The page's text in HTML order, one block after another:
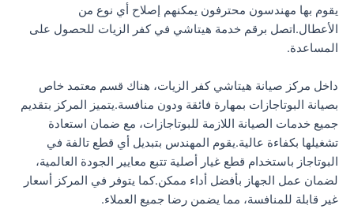
يقوم بها مهندسون محترفون يمكنهم إصلاح أي نوع من
الأعطال.اتصل برقم خدمة هيتاشي في كفر الزيات للحصول على
المساعدة.
داخل مركز صيانة هيتاشي كفر الزيات، هناك قسم معتمد خاص
بصيانة البوتاجازات بمهارة فائقة ودون منافسة.يتميز المركز بتقديم
جميع خدمات الصيانة اللازمة للبوتاجازات، مع ضمان استعادة
تشغيلها بكفاءة عالية.يقوم المهندس بتبديل أي قطع تالفة في
البوتاجاز باستخدام قطع غيار أصلية تتبع معايير الجودة العالمية،
لضمان عمل الجهاز بأفضل أداء ممكن.كما يتوفر في المركز أسعار
غير قابلة للمنافسة، مما يضمن رضا جميع العملاء.